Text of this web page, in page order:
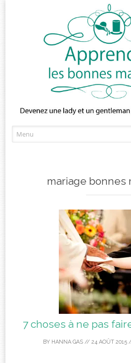
to
mariage bonnes
7 choses à ne pas
BY HANNA GAS // 24 AOÛT 2015